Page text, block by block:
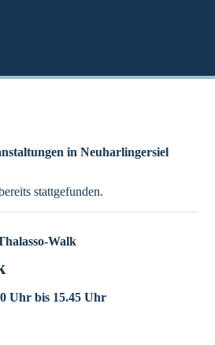
in Neuharlingersiel
stattgefunden.
Walk
Uhr bis 15.45 Uhr